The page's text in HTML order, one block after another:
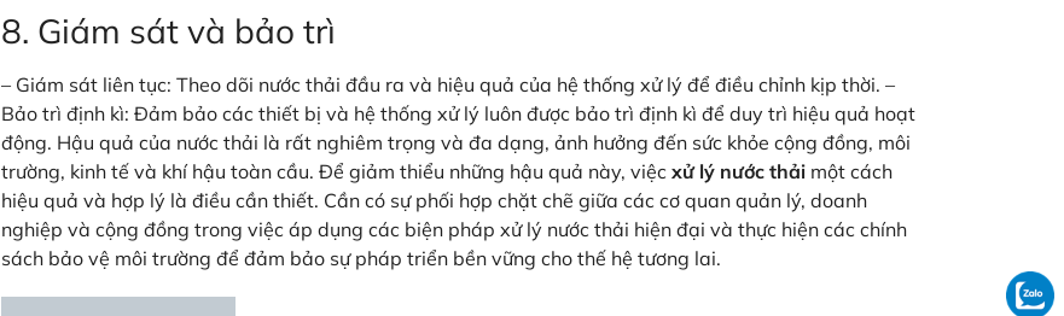
8. Giám sát và bảo trì
– Giám sát liên tục: Theo dõi nước thải đầu ra và hiệu quả của hệ thống xử lý để điều chỉnh kịp thời. –
Bảo trì định kì: Đảm bảo các thiết bị và hệ thống xử lý luôn được bảo trì định kì để duy trì hiệu quả hoạt
động. Hậu quả của nước thải là rất nghiêm trọng và đa dạng, ảnh hưởng đến sức khỏe cộng đồng, môi
trường, kinh tế và khí hậu toàn cầu. Để giảm thiểu những hậu quả này, việc xử lý nước thải một cách
hiệu quả và hợp lý là điều cần thiết. Cần có sự phối hợp chặt chẽ giữa các cơ quan quản lý, doanh
nghiệp và cộng đồng trong việc áp dụng các biện pháp xử lý nước thải hiện đại và thực hiện các chính
sách bảo vệ môi trường để đảm bảo sự pháp triển bền vững cho thế hệ tương lai.